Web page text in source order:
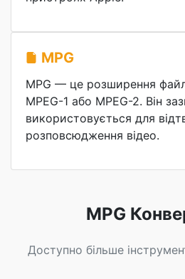
MPG
MPG — це розширення
MPEG-1 або MPEG-2. Він
використовується для
розповсюдження відео.
MPG
Доступно більше